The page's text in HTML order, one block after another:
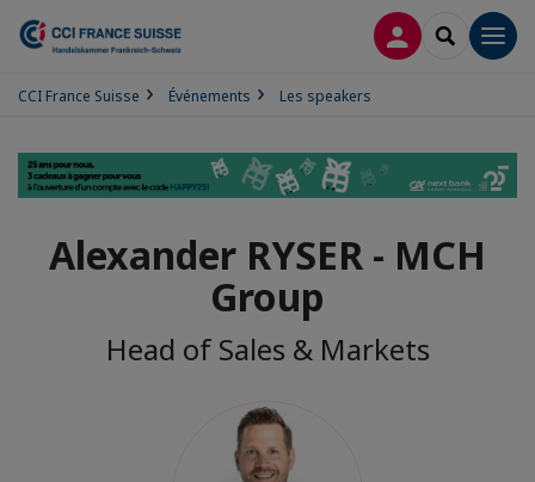
CONNEXION
CCI France Suisse Événements Les speakers
Alexander RYSER - MCH
Group
Head of Sales & Markets